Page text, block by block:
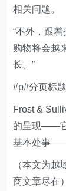
相关问题。
“不外，跟
购物将会越
长。”
#p#分页标
Frost &
的呈现——它
基本处事——
（本文为
商文章尽在）